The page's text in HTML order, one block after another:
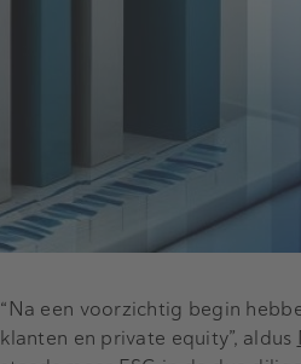
“Na een voorzichtig begin
klanten en private equity”, aldus